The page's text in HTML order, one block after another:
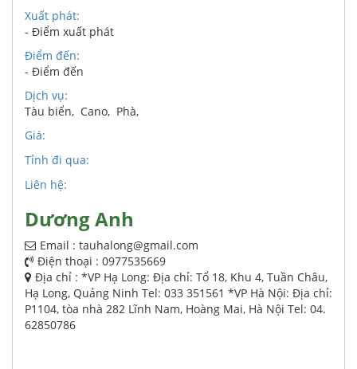
Xuất phát:
- Điểm xuất phát
Điểm đến:
- Điểm đến
Dịch vụ:
Tàu biển, Cano, Phà,
Giá:
Tỉnh đi qua:
Liên hệ:
Dương Anh
Email : tauhalong@gmail.com
Điện thoại : 0977535669
Địa chỉ : *VP Hạ Long: Địa chỉ: Tổ 18, Khu 4, Tuần Châu,
Hạ Long, Quảng Ninh Tel: 033 351561 *VP Hà Nội: Địa chỉ:
P1104, tòa nhà 282 Lĩnh Nam, Hoàng Mai, Hà Nội Tel: 04.
62850786